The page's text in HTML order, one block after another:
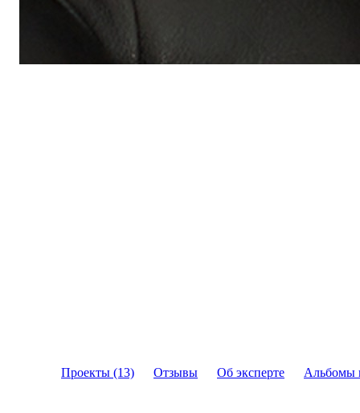
Проекты (13) Отзывы Об эксперте Альбомы